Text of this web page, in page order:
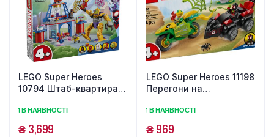
LEGO Super Heroes
10794 Штаб-квартира
Spinner (193 деталі)
1 В НАЯВНОСТІ
₴3,699
LEGO Super Heroes 11198
Перегони на
динозаврами (124
деталі)
1 В НАЯВНОСТІ
₴969